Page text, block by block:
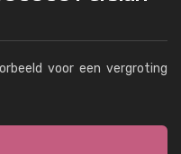
voor een vergroting